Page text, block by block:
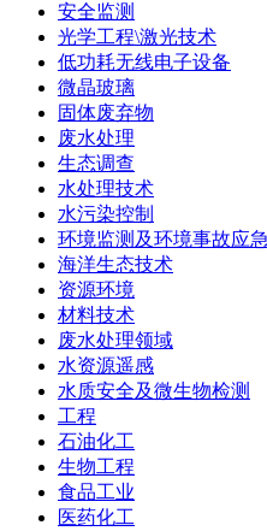
安全监测
光学工程\激光技术
低功耗无线电子设备
微晶玻璃
固体废弃物
废水处理
生态调查
水处理技术
水污染控制
环境监测及环境事故应
海洋生态技术
资源环境
材料技术
废水处理领域
水资源遥感
水质安全及微生物检测
工程
石油化工
生物工程
食品工业
医药化工